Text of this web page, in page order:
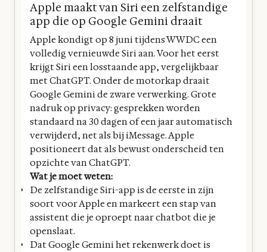
Apple maakt van Siri een zelfstandige
app die op Google Gemini draait
Apple kondigt op 8 juni tijdens WWDC een
volledig vernieuwde Siri aan. Voor het eerst
krijgt Siri een losstaande app, vergelijkbaar
met ChatGPT. Onder de motorkap draait
Google Gemini de zware verwerking. Grote
nadruk op privacy: gesprekken worden
standaard na 30 dagen of een jaar automatisch
verwijderd, net als bij iMessage. Apple
positioneert dat als bewust onderscheid ten
opzichte van ChatGPT.
Wat je moet weten:
De zelfstandige Siri-app is de eerste in zijn
soort voor Apple en markeert een stap van
assistent die je oproept naar chatbot die je
openslaat.
Dat Google Gemini het rekenwerk doet is